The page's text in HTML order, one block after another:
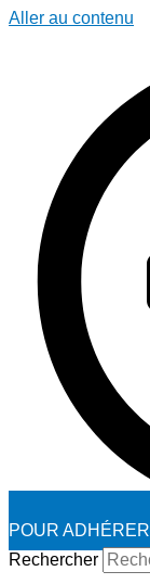
Aller au contenu
POUR ADHÉRER
Rechercher